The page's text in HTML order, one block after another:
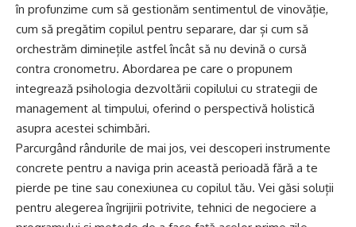
în profunzime cum să gestionăm sentimentul de vinovăție,
cum să pregătim copilul pentru separare, dar și cum să
orchestrăm diminețile astfel încât să nu devină o cursă
contra cronometru. Abordarea pe care o propunem
integrează psihologia dezvoltării copilului cu strategii de
management al timpului, oferind o perspectivă holistică
asupra acestei schimbări.
Parcurgând rândurile de mai jos, vei descoperi instrumente
concrete pentru a naviga prin această perioadă fără a te
pierde pe tine sau conexiunea cu copilul tău. Vei găsi soluții
pentru alegerea îngrijirii potrivite, tehnici de negociere a